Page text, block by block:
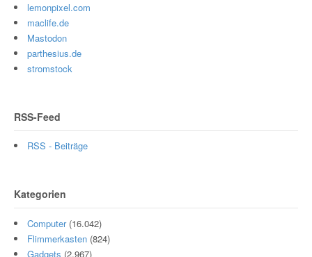
lemonpixel.com
maclife.de
Mastodon
parthesius.de
stromstock
RSS-Feed
RSS - Beiträge
Kategorien
Computer(16.042)
Flimmerkasten (824)
Gadgets (2.967)